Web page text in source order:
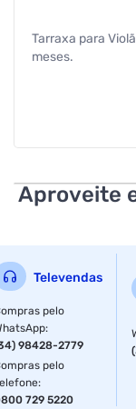
Tarraxa para
meses.
Aproveite
Televendas
pelo
:
98428-2779
pelo
:
729 5220